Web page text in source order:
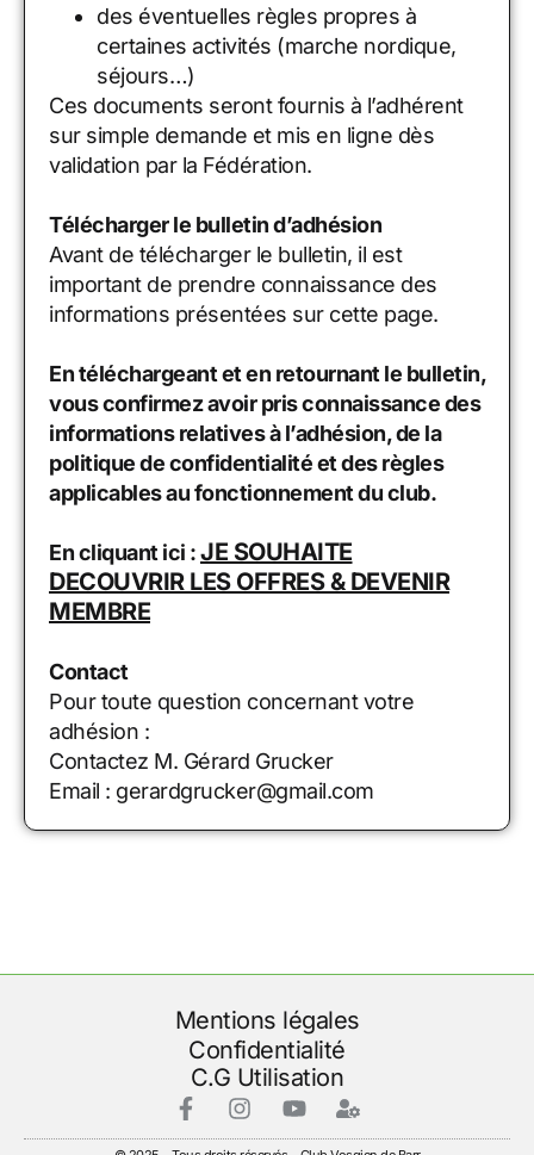
des éventuelles règles propres à
certaines activités (marche nordique,
séjours…)
Ces documents seront fournis à l’adhérent
sur simple demande et mis en ligne dès
validation par la Fédération.
Télécharger le bulletin d’adhésion
Avant de télécharger le bulletin, il est
important de prendre connaissance des
informations présentées sur cette page.
En téléchargeant et en retournant le bulletin,
vous confirmez avoir pris connaissance des
informations relatives à l’adhésion, de la
politique de confidentialité et des règles
applicables au fonctionnement du club.
En cliquant ici :JE SOUHAITE
DECOUVRIR LES OFFRES & DEVENIR
MEMBRE
Contact
Pour toute question concernant votre
adhésion :
Contactez M. Gérard Grucker
Email : gerardgrucker@gmail.com
Mentions légales
Confidentialité
C.G Utilisation